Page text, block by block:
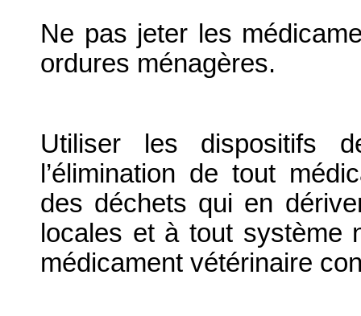
Ne pas jeter les
ordures ménagères.
Utiliser les dispositifs
l’élimination de tout
des déchets qui en
locales et à tout système
médicament vétérinaire